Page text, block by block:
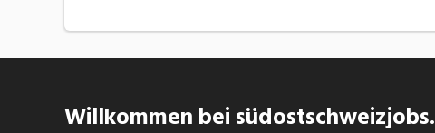
Willkommen bei